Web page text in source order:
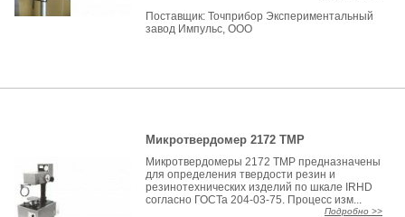
Поставщик:Точприбор Экспериментальный
завод Импульс, ООО
Микротвердомер 2172 ТМР
Микротвердомеры 2172 ТМР предназначены
для определения твердости резин и
резинотехнических изделий по шкале IRHD
согласно ГОСТа 204-03-75. Процесс изм...
Подробно >>